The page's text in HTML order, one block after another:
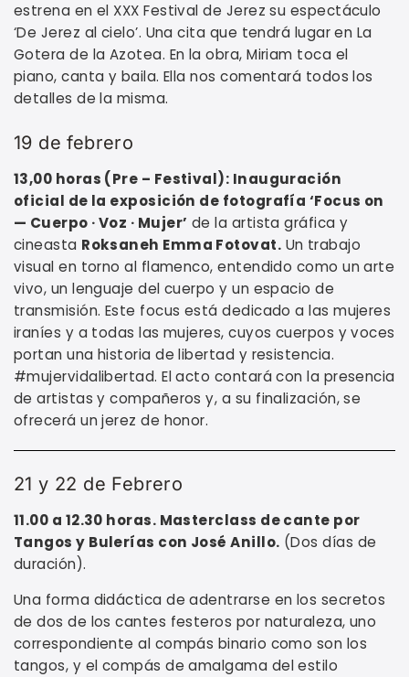
estrena en el XXX Festival de Jerez su espectáculo
‘De Jerez al cielo’. Una cita que tendrá lugar en La
Gotera de la Azotea. En la obra, Miriam toca el
piano, canta y baila. Ella nos comentará todos los
detalles de la misma.
19 de febrero
13,00 horas (Pre – Festival): Inauguración
oficial de la exposición de fotografía ‘Focus on
— Cuerpo · Voz · Mujer’ de la artista gráfica y
cineasta Roksaneh Emma Fotovat. Un trabajo
visual en torno al flamenco, entendido como un arte
vivo, un lenguaje del cuerpo y un espacio de
transmisión. Este focus está dedicado a las mujeres
iraníes y a todas las mujeres, cuyos cuerpos y voces
portan una historia de libertad y resistencia.
#mujervidalibertad. El acto contará con la presencia
de artistas y compañeros y, a su finalización, se
ofrecerá un jerez de honor.
21 y 22 de Febrero
11.00 a 12.30 horas. Masterclass de cante por
Tangos y Bulerías con José Anillo. (Dos días de
duración).
Una forma didáctica de adentrarse en los secretos
de dos de los cantes festeros por naturaleza, uno
correspondiente al compás binario como son los
tangos, y el compás de amalgama del estilo